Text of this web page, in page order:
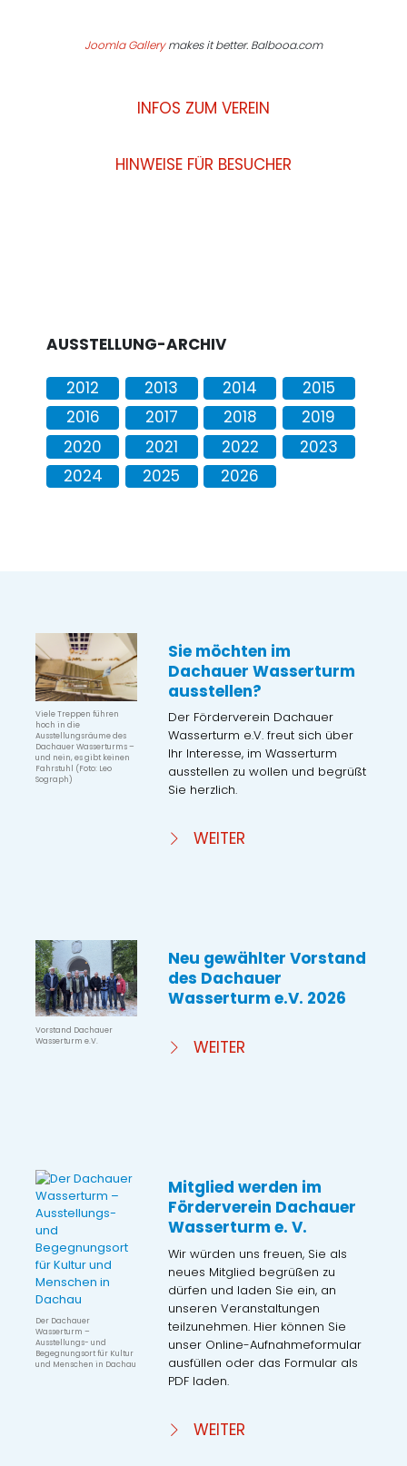
Joomla Gallerymakes it better. Balbooa.com
INFOS ZUM VEREIN
HINWEISE FÜR BESUCHER
AUSSTELLUNG-ARCHIV
2012
2013 2014
2015
2016
2017 2018
2019
2020
2021 2022
2023
2024
2025 2026
Viele Treppen führen
hoch in die
Ausstellungsräume des
Dachauer Wasserturms –
und nein, es gibt keinen
Fahrstuhl (Foto: Leo
Sograph)
Sie möchten im
Dachauer Wasserturm
ausstellen?
Der Förderverein Dachauer
Wasserturm e.V. freut sich über
Ihr Interesse, im Wasserturm
ausstellen zu wollen und begrüßt
Sie herzlich.
WEITER
Vorstand Dachauer
Wasserturm e.V.
Neu gewählter Vorstand
des Dachauer
Wasserturm e.V. 2026
WEITER
Der Dachauer
Wasserturm –
Ausstellungs- und
Begegnungsort für Kultur
und Menschen in Dachau
Mitglied werden im
Förderverein Dachauer
Wasserturm e. V.
Wir würden uns freuen, Sie als
neues Mitglied begrüßen zu
dürfen und laden Sie ein, an
unseren Veranstaltungen
teilzunehmen. Hier können Sie
unser Online-Aufnahmeformular
ausfüllen oder das Formular als
PDF laden.
WEITER